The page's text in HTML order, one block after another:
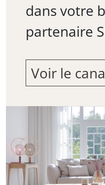
dans votre
partenaire
Voir le